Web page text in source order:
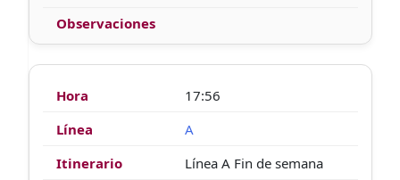
17:56
A
Línea A Fin de semana